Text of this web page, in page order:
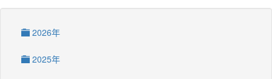
2026年
2025年